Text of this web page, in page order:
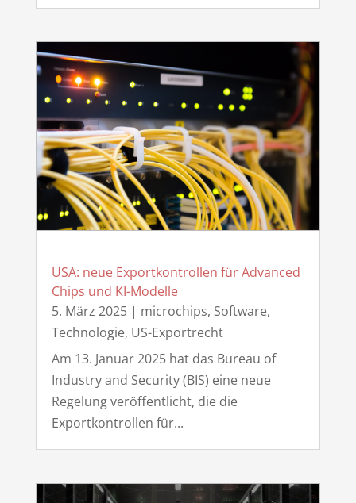
USA: neue Exportkontrollen für Advanced
Chips und KI-Modelle
5. März 2025| microchips, Software,
Technologie, US-Exportrecht
Am 13. Januar 2025 hat das Bureau of
Industry and Security (BIS) eine neue
Regelung veröffentlicht, die die
Exportkontrollen für...